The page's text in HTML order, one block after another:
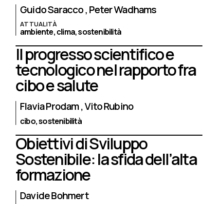
Guido Saracco Peter Wadhams
ATTUALITÀ
ambiente,clima,sostenibilità
Il progresso scientifico e
tecnologico nel rapporto fra
cibo e salute
Flavia Prodam Vito Rubino
cibo,sostenibilità
Obiettivi di Sviluppo
Sostenibile: la sfida dell’alta
formazione
Davide Bohmert